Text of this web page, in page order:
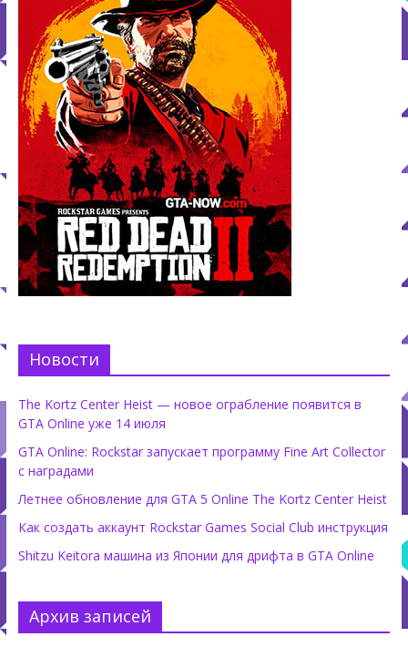
Новости
The Kortz Center Heist — новое ограбление появится в
GTA Online уже 14 июля
GTA Online: Rockstar запускает программу Fine Art Collector
с наградами
Летнее обновление для GTA 5 Online The Kortz Center Heist
Как создать аккаунт Rockstar Games Social Club инструкция
Shitzu Keitora машина из Японии для дрифта в GTA Online
Архив записей